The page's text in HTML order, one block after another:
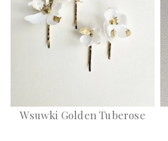
Wsuwki Golden Tuberose